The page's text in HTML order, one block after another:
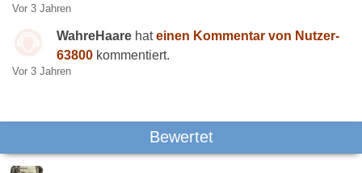
Vor 3 Jahren
WahreHaare hateinen Kommentar von Nutzer-
63800 kommentiert.
Vor 3 Jahren
Bewertet